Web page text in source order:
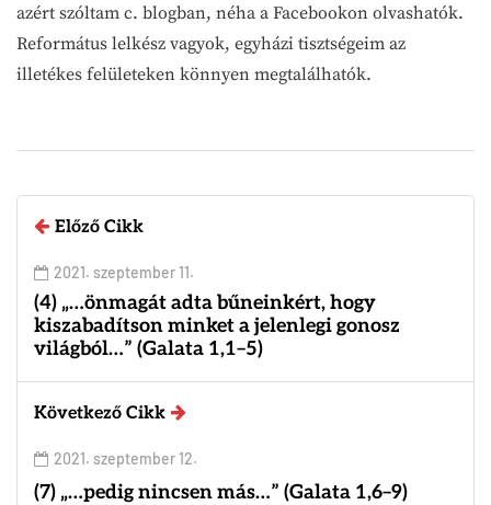
azért szóltam c. blogban, néha a Facebookon olvashatók.
Református lelkész vagyok, egyházi tisztségeim az
illetékes felületeken könnyen megtalálhatók.
Előző Cikk
2021. szeptember 11.
(4) „…önmagát adta bűneinkért, hogy
kiszabadítson minket a jelenlegi gonosz
világból…” (Galata 1,1–5)
Következő Cikk
2021. szeptember 12.
(7) „…pedig nincsen más…” (Galata 1,6–9)